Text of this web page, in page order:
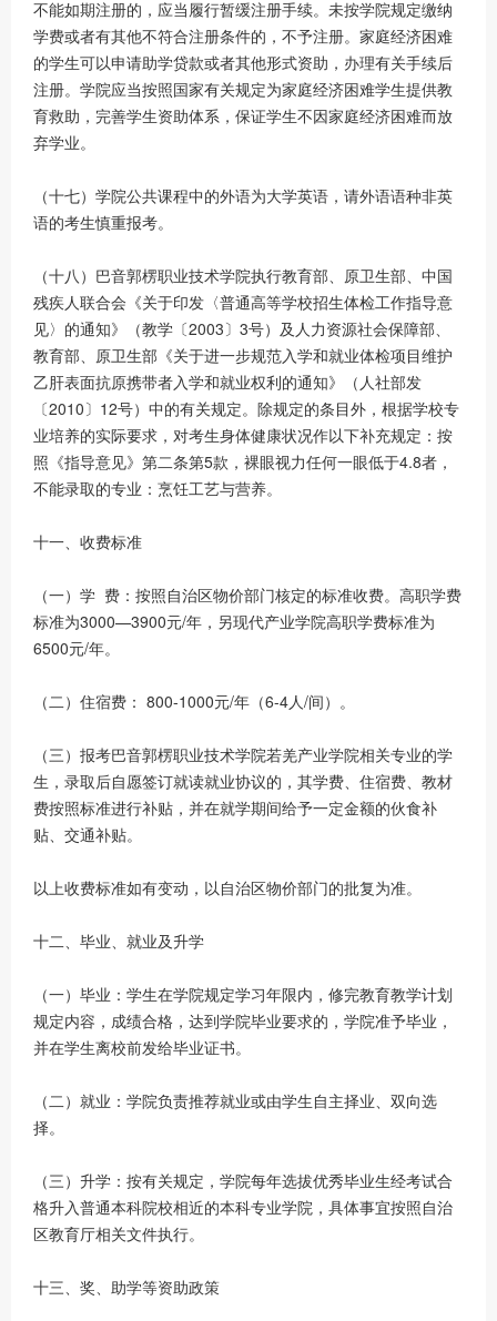
不能如期注册的，应当履行暂缓注册手续。未按学院规定缴纳
学费或者有其他不符合注册条件的，不予注册。家庭经济困难
的学生可以申请助学贷款或者其他形式资助，办理有关手续后
注册。学院应当按照国家有关规定为家庭经济困难学生提供教
育救助，完善学生资助体系，保证学生不因家庭经济困难而放
弃学业。
（十七）学院公共课程中的外语为大学英语，请外语语种非英
语的考生慎重报考。
（十八）巴音郭楞职业技术学院执行教育部、原卫生部、中国
残疾人联合会《关于印发〈普通高等学校招生体检工作指导意
见〉的通知》（教学〔2003〕3号）及人力资源社会保障部、
教育部、原卫生部《关于进一步规范入学和就业体检项目维护
乙肝表面抗原携带者入学和就业权利的通知》（人社部发
〔2010〕12号）中的有关规定。除规定的条目外，根据学校专
业培养的实际要求，对考生身体健康状况作以下补充规定：按
照《指导意见》第二条第5款，裸眼视力任何一眼低于4.8者，
不能录取的专业：烹饪工艺与营养。
十一、收费标准
（一）学 费：按照自治区物价部门核定的标准收费。高职学费
标准为3000—3900元/年，另现代产业学院高职学费标准为
6500元/年。
（二）住宿费： 800-1000元/年（6-4人/间）。
（三）报考巴音郭楞职业技术学院若羌产业学院相关专业的学
生，录取后自愿签订就读就业协议的，其学费、住宿费、教材
费按照标准进行补贴，并在就学期间给予一定金额的伙食补
贴、交通补贴。
以上收费标准如有变动，以自治区物价部门的批复为准。
十二、毕业、就业及升学
（一）毕业：学生在学院规定学习年限内，修完教育教学计划
规定内容，成绩合格，达到学院毕业要求的，学院准予毕业，
并在学生离校前发给毕业证书。
（二）就业：学院负责推荐就业或由学生自主择业、双向选
择。
（三）升学：按有关规定，学院每年选拔优秀毕业生经考试合
格升入普通本科院校相近的本科专业学院，具体事宜按照自治
区教育厅相关文件执行。
十三、奖、助学等资助政策